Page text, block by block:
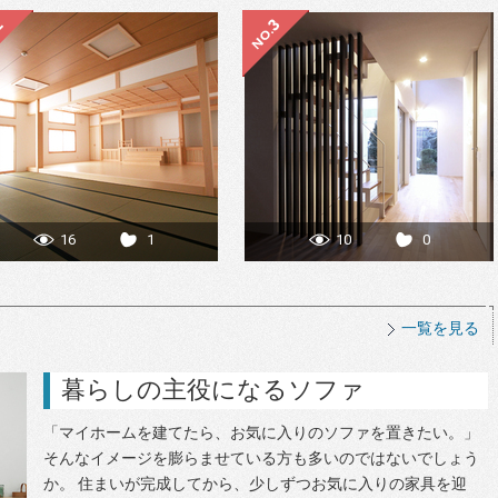
16 1 10 0
一覧を見る
暮らしの主役になるソファ
「マイホームを建てたら、お気に入りのソファを置きたい。」
そんなイメージを膨らませている方も多いのではないでしょう
か。 住まいが完成してから、少しずつお気に入りの家具を迎